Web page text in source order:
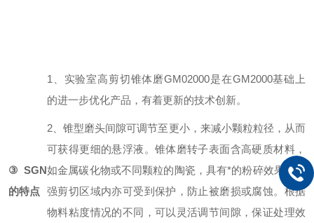
③SGN
的特点
1、实验室高剪切锥体磨GM02000是在GM2000基础上
的进一步优化产品，有着更新的技术创新。
2、锥型磨头间隙可调节至更小，来减小颗粒粒径，从而
可获得更细的悬浮液。锥体磨转子表面含高硬质材料，
如金属碳化物或不同颗粒的陶瓷，具有*的粉碎效果。在
强剪切区域内亦可受到保护，防止被磨损或腐蚀。根据
物料粘度情况的不同，可以灵活调节间隙，保证处理效